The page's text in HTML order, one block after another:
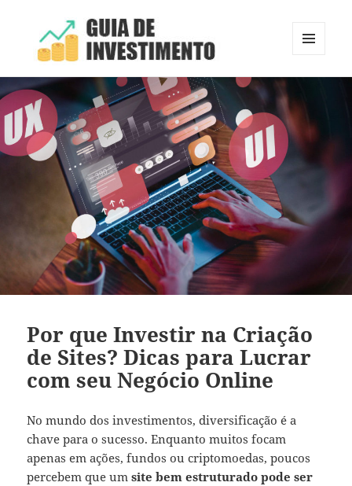
Guia de Investimento
E
Por que Investir na Criação
de Sites? Dicas para Lucrar
com seu Negócio Online
No mundo dos investimentos, diversificação é a
chave para o sucesso. Enquanto muitos focam
apenas em ações, fundos ou criptomoedas, poucos
percebem que umsite bem estruturado pode ser